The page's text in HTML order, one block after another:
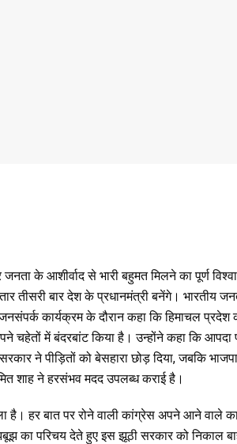
जनता के आशीर्वाद से भारी बहुमत मिलने का पूर्ण
तीसरी बार देश के प्रधानमंत्री बनेंगे। भारतीय
कार्यक्रम के दौरान कहा कि हिमाचल
में बंदरबांट किया है। उन्होंने कहा कि आपदा
ने पीड़ितों को बेसहारा छोड़ दिया, जबकि
शाह ने हरसंभव मदद उपलब्ध कराई है।
हर बात पर रोने वाली कांग्रेस अपने आने वाले
परिचय देते हुए इस झूठी सरकार को निकाल